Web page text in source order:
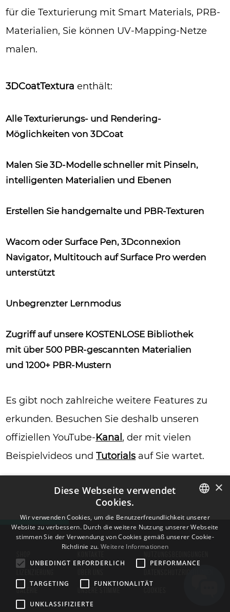
für die Texturierung mit Smart Materials, PRB-
Materialien, Sie können UV-Mapping-Netze
malen.
3DCoatTexturaenthält:
Alle Texturierungs- und Rendering-
Möglichkeiten von 3DCoat
Malen Sie 3D-Modelle schneller mit Pinseln,
intelligenten Materialien und Ebenen
Erstellen Sie handgemalte und PBR-Texturen
Wacom oder Surface Pen, 3Dconnexion
Navigator, Multitouch auf Surface Pro werden
unterstützt
Unbegrenzter Lernmodus
Zugriff auf unsere KOSTENLOSE Bibliothek
mit über 500 PBR-gescannten Materialien
und 1200+ PBR-Mustern
Es gibt noch zahlreiche weitere Features zu
erkunden. Besuchen Sie deshalb unseren
offiziellen YouTube-Kanal , der mit vielen
Beispielvideos undTutorials auf Sie wartet.
GALERIE UNSERE STIMME
ENGLISH
CZECH
×
Diese Webseite verwendet
Cookies.
Wir verwenden Cookies, um die Benutzerfreundlichkeit unserer
Website zu verbessern. Durch die weitere Nutzung unserer Webseite
stimmen Sie der Verwendung von Cookies gemäß unserer Cookie-
Richtlinie zu. Weitere Informationen
UNBEDINGT ERFORDERLICH
PERFORMANCE
TARGETING FUNKTIONALITÄT
UNKLASSIFIZIERTE